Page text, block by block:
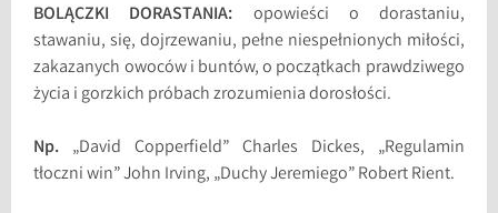
BOLĄCZKI DORASTANIA: opowieści o dorastaniu,
stawaniu, się, dojrzewaniu, pełne niespełnionych miłości,
zakazanych owoców i buntów, o początkach prawdziwego
życia i gorzkich próbach zrozumienia dorosłości.
Np. „David Copperfield” Charles Dickes, „Regulamin
tłoczni win” John Irving, „Duchy Jeremiego” Robert Rient.